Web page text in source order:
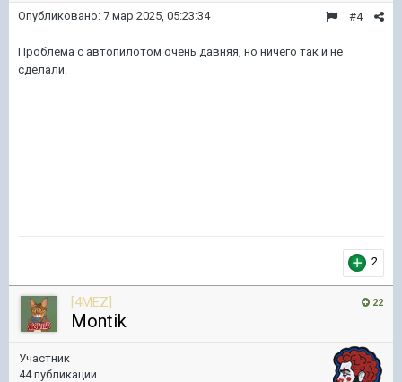
#4
Опубликовано: 7 мар 2025, 05:23:34
Проблема с автопилотом очень давняя, но ничего так и не
сделали.
2
22
[4MEZ]
Montik
Участник
44 публикации